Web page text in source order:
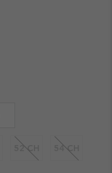
52 CH 54 CH